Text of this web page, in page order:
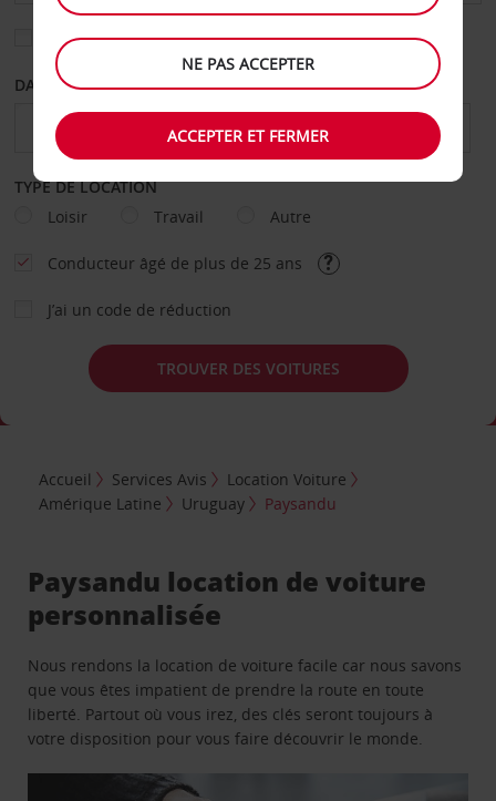
Sélectionnez une autre agence de retour
DATE DE DÉPART DATE DE RETOUR
TYPE DE LOCATION
Loisir
Travail Autre
Conducteur âgé de plus de 25 ans
J’ai un code de réduction
TROUVER DES VOITURES
Accueil Services Avis
Location Voiture
Amérique Latine
Uruguay Paysandu
Paysandu location de voiture
personnalisée
Nous rendons la location de voiture facile car nous savons
que vous êtes impatient de prendre la route en toute
liberté. Partout où vous irez, des clés seront toujours à
votre disposition pour vous faire découvrir le monde.
NE PAS ACCEPTER
ACCEPTER ET FERMER